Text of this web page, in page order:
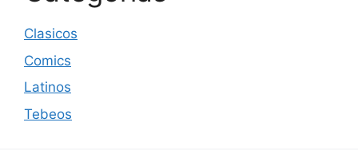
Clasicos
Comics
Latinos
Tebeos